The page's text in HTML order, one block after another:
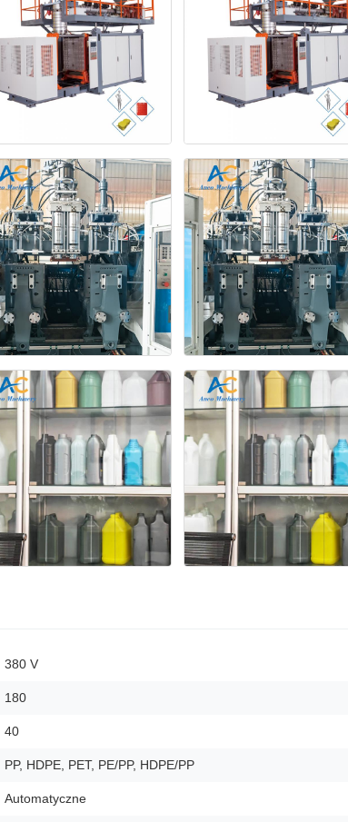
380 V
180
40
PP, HDPE, PET, PE/PP, HDPE/PP
Automatyczne